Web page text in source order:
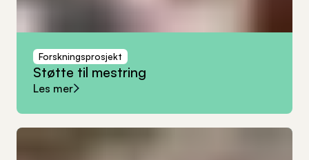
Forskningsprosjekt
Støtte til mestring
Les mer